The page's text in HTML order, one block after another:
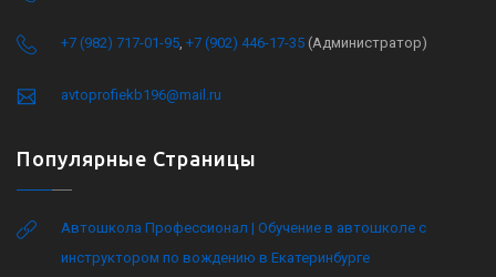
+7 (982) 717-01-95 +7 (902) 446-17-35 (Администратор)
avtoprofiekb196@mail.ru
Популярные Страницы
Автошкола Профессионал | Обучение в автошколе с
инструктором по вождению в Екатеринбурге